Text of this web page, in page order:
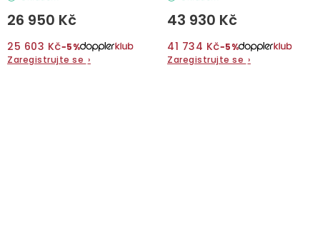
26 950 Kč
25 603 Kč−5%
Zaregistrujte se ›
43 930 Kč
41 734 Kč−5%
Zaregistrujte se ›